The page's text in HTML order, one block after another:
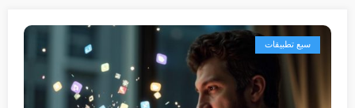
سبع تطبيقات